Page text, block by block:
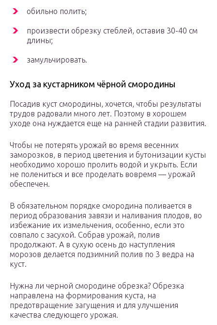
обильно полить;
произвести обрезку стеблей, оставив 30-40 см
длины;
замульчировать.
Уход за кустарником чёрной смородины
Посадив куст смородины, хочется, чтобы результаты
трудов радовали много лет. Поэтому в хорошем
уходе она нуждается еще на ранней стадии развития.
Чтобы не потерять урожай во время весенних
заморозков, в период цветения и бутонизации кусты
необходимо хорошо пролить водой и укрыть. Если
не полениться и все проделать вовремя — урожай
обеспечен.
В обязательном порядке смородина поливается в
период образования завязи и наливания плодов, во
избежание их измельчения, особенно, если это
совпало с засухой. Собрав урожай, полив
продолжают. А в сухую осень до наступления
морозов делается подзимний полив по 3 ведра на
куст.
Нужна ли черной смородине обрезка? Обрезка
направлена на формирования куста, на
предотвращение загущения и для улучшения
качества следующего урожая.